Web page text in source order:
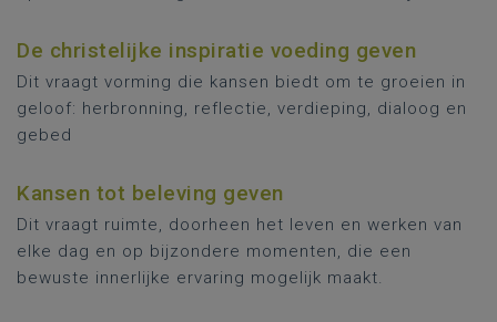
De christelijke inspiratie voeding geven
Dit vraagt vorming die kansen biedt om te groeien in
geloof: herbronning, reflectie, verdieping, dialoog en
gebed
Kansen tot beleving geven
Dit vraagt ruimte, doorheen het leven en werken van
elke dag en op bijzondere momenten, die een
bewuste innerlijke ervaring mogelijk maakt.